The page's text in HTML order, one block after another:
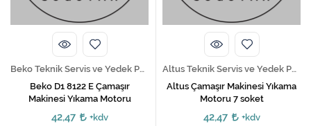
Beko Teknik Servis ve Yedek Parça Hizmetleri
Beko D1 8122 E Çamaşır
Makinesi Yıkama Motoru
42,47 +kdv
Altus Teknik Servis ve Yedek Parça Hizmetleri
Altus Çamaşır Makinesi Yıkama
Motoru 7 soket
42,47 +kdv